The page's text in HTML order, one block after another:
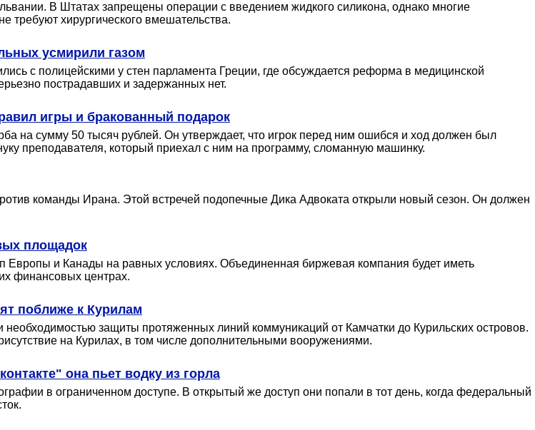
В Штатах запрещены операции с введением жидкого силикона, однако многие
требуют хирургического вмешательства.
усмирили газом
с полицейскими у стен парламента Греции, где обсуждается реформа в медицинской
пострадавших и задержанных нет.
игры и бракованный подарок
на сумму 50 тысяч рублей. Он утверждает, что игрок перед ним ошибся и ход должен был
преподавателя, который приехал с ним на программу, сломанную машинку.
команды Ирана. Этой встречей подопечные Дика Адвоката открыли новый сезон. Он должен
площадок
и Канады на равных условиях. Объединенная биржевая компания будет иметь
финансовых центрах.
поближе к Курилам
защиты протяженных линий коммуникаций от Камчатки до Курильских островов.
на Курилах, в том числе дополнительными вооружениями.
она пьет водку из горла
в ограниченном доступе. В открытый же доступ они попали в тот день, когда федеральный